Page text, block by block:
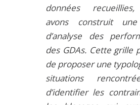
données
avons construit
d’analyse des
des GDAs. Cette grille
de proposer une
situations
d’identifier les